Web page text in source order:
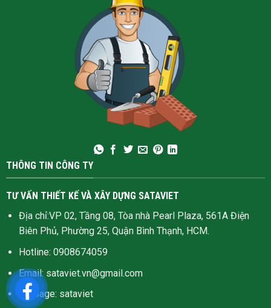
THÔNG TIN CÔNG TY
TƯ VẤN THIẾT KẾ VÀ XÂY DỰNG SATAVIET
Địa chỉ:VP 02, Tầng 08, Tòa nhà Pearl Plaza, 561A Điện
Biên Phủ, Phường 25, Quận Bình Thạnh, HCM.
Hotline: 0908674059
Email: sataviet.vn@gmail.com
Fanpage: sataviet